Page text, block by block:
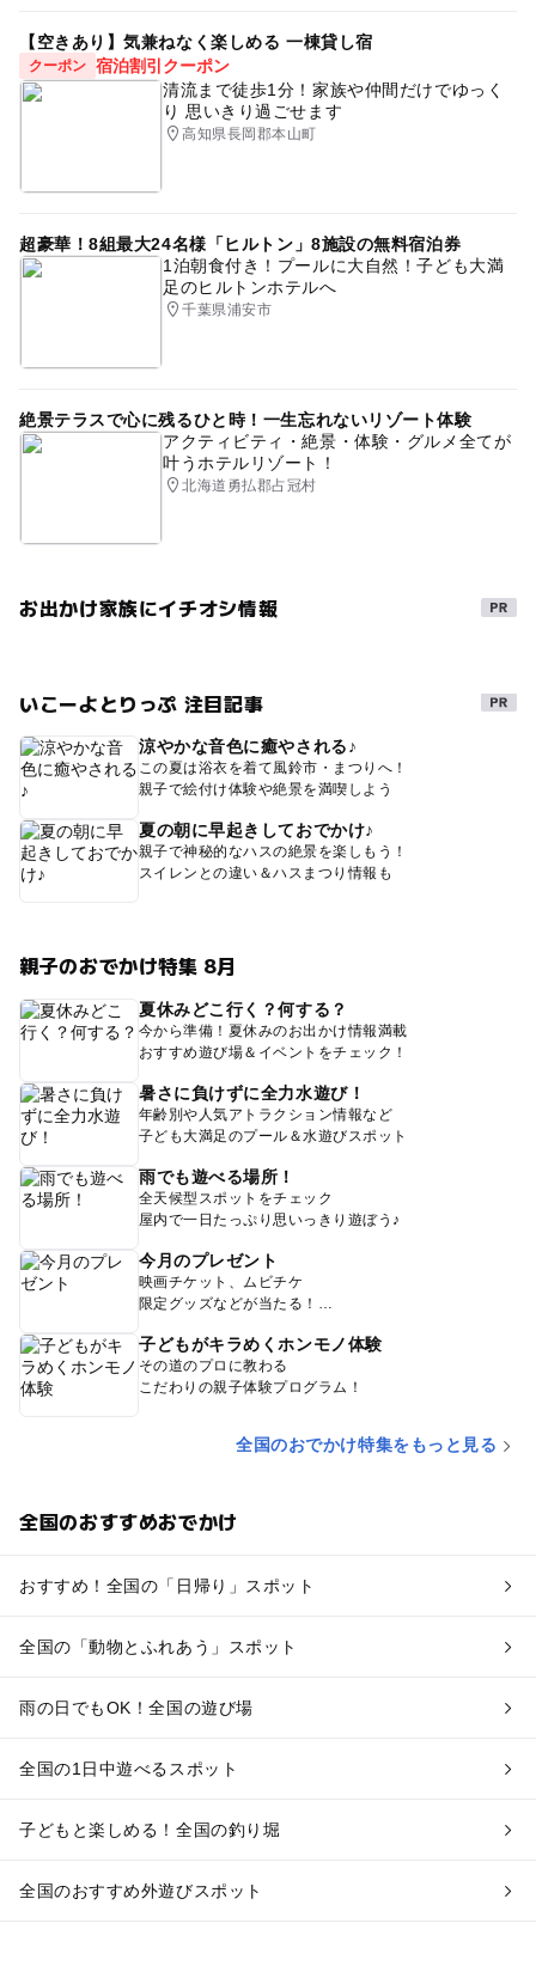
【空きあり】気兼ねなく楽しめる 一棟貸し宿
クーポン 宿泊割引クーポン
清流まで徒歩1分！家族や仲間だけでゆっく
り 思いきり過ごせます
高知県長岡郡本山町
超豪華！8組最大24名様「ヒルトン」8施設の無料宿泊券
1泊朝食付き！プールに大自然！子ども大満
足のヒルトンホテルへ
千葉県浦安市
絶景テラスで心に残るひと時！一生忘れないリゾート体験
アクティビティ・絶景・体験・グルメ全てが
叶うホテルリゾート！
北海道勇払郡占冠村
お出かけ家族にイチオシ情報
いこーよとりっぷ 注目記事
涼やかな音色に癒やされる♪
この夏は浴衣を着て風鈴市・まつりへ！
親子で絵付け体験や絶景を満喫しよう
夏の朝に早起きしておでかけ♪
親子で神秘的なハスの絶景を楽しもう！
スイレンとの違い＆ハスまつり情報も
親子のおでかけ特集 8月
夏休みどこ行く？何する？
今から準備！夏休みのお出かけ情報満載
おすすめ遊び場＆イベントをチェック！
暑さに負けずに全力水遊び！
年齢別や人気アトラクション情報など
子ども大満足のプール＆水遊びスポット
雨でも遊べる場所！
全天候型スポットをチェック
屋内で一日たっぷり思いっきり遊ぼう♪
今月のプレゼント
映画チケット、ムビチケ
限定グッズなどが当たる！
子どもがキラめくホンモノ体験
その道のプロに教わる
こだわりの親子体験プログラム！
全国のおでかけ特集をもっと見る
全国のおすすめおでかけ
おすすめ！全国の「日帰り」スポット
全国の「動物とふれあう」スポット
雨の日でもOK！全国の遊び場
全国の1日中遊べるスポット
子どもと楽しめる！全国の釣り堀
全国のおすすめ外遊びスポット